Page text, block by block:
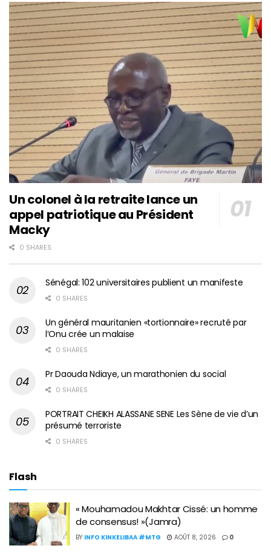
Un colonel à la retraite lance un
appel patriotique au Président
Macky
0 SHARES
Sénégal: 102 universitaires publient un manifeste
0 SHARES
Un général mauritanien «tortionnaire» recruté par
l’Onu crée un malaise
0 SHARES
Pr Daouda Ndiaye, un marathonien du social
0 SHARES
PORTRAIT CHEIKH ALASSANE SENE Les Sène de vie d’un
présumé terroriste
0 SHARES
Flash
« Mouhamadou Makhtar Cissé: un homme
de consensus! »(Jamra)
BY INFO KINKELIBAA #MTG AOÛT 8, 2026 0